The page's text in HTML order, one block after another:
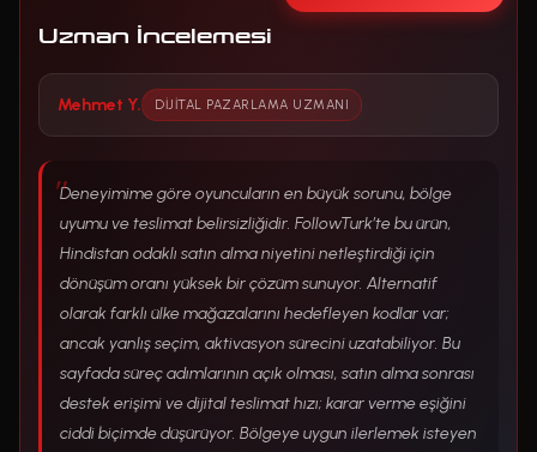
Uzman İncelemesi
Mehmet Y. DIJITAL PAZARLAMA UZMANI
Deneyimime göre oyuncuların en büyük sorunu, bölge
uyumu ve teslimat belirsizliğidir. FollowTurk’te bu ürün,
Hindistan odaklı satın alma niyetini netleştirdiği için
dönüşüm oranı yüksek bir çözüm sunuyor. Alternatif
olarak farklı ülke mağazalarını hedefleyen kodlar var;
ancak yanlış seçim, aktivasyon sürecini uzatabiliyor. Bu
sayfada süreç adımlarının açık olması, satın alma sonrası
destek erişimi ve dijital teslimat hızı; karar verme eşiğini
ciddi biçimde düşürüyor. Bölgeye uygun ilerlemek isteyen